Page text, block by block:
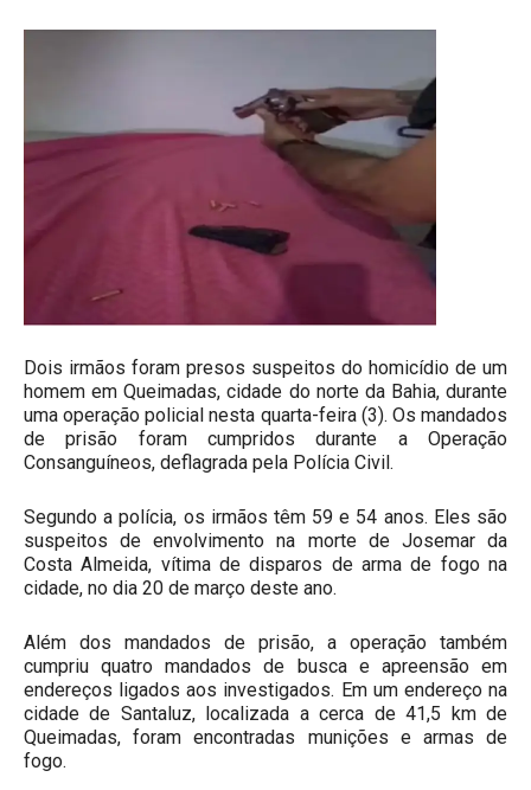
Dois irmãos foram presos suspeitos do homicídio de um
homem em Queimadas, cidade do norte da Bahia, durante
uma operação policial nesta quarta-feira (3). Os mandados
de prisão foram cumpridos durante a Operação
Consanguíneos, deflagrada pela Polícia Civil.
Segundo a polícia, os irmãos têm 59 e 54 anos. Eles são
suspeitos de envolvimento na morte de Josemar da
Costa Almeida, vítima de disparos de arma de fogo na
cidade, no dia 20 de março deste ano.
Além dos mandados de prisão, a operação também
cumpriu quatro mandados de busca e apreensão em
endereços ligados aos investigados. Em um endereço na
cidade de Santaluz, localizada a cerca de 41,5 km de
Queimadas, foram encontradas munições e armas de
fogo.